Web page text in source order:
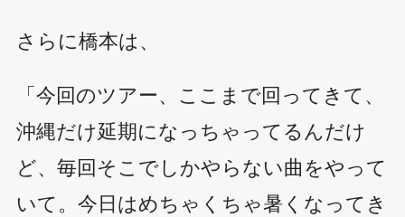
さらに橋本は、
「今回のツアー、ここまで回ってきて、
沖縄だけ延期になっちゃってるんだけ
ど、毎回そこでしかやらない曲をやって
いて。今日はめちゃくちゃ暑くなってき